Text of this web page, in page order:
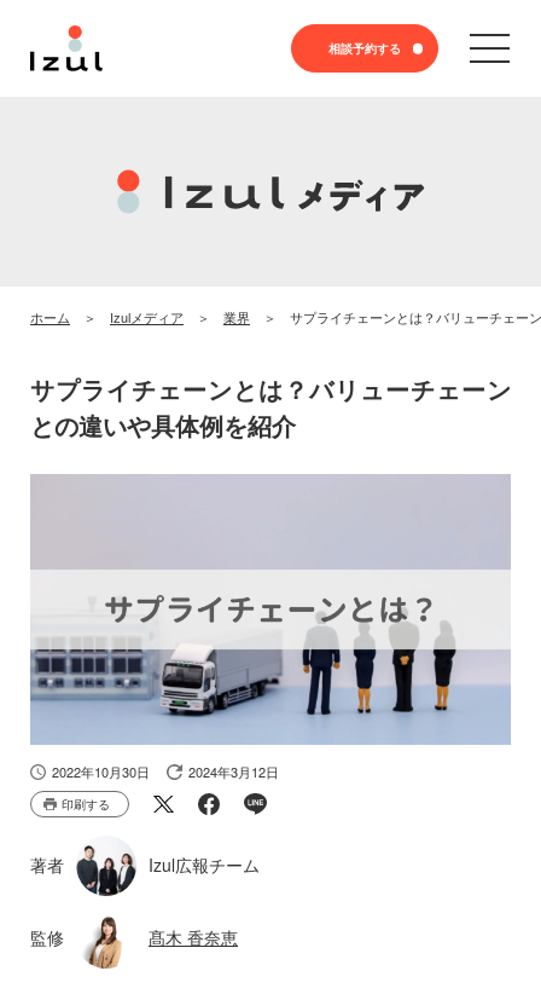
相談予約する
ホーム Izulメディア 業界 サプライチェーンとは？バリューチェー
サプライチェーンとは？バリューチェーン
との違いや具体例を紹介
2022年10月30日 2024年3月12日
印刷する
著者 Izul広報チーム
監修 髙木 香奈恵